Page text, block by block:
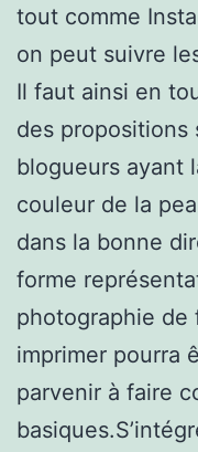
tout comme
on peut suivre
Il faut ainsi en
des propositions
blogueurs ayant
couleur de la
dans la bonne
forme
photographie de
imprimer pourra
parvenir à faire